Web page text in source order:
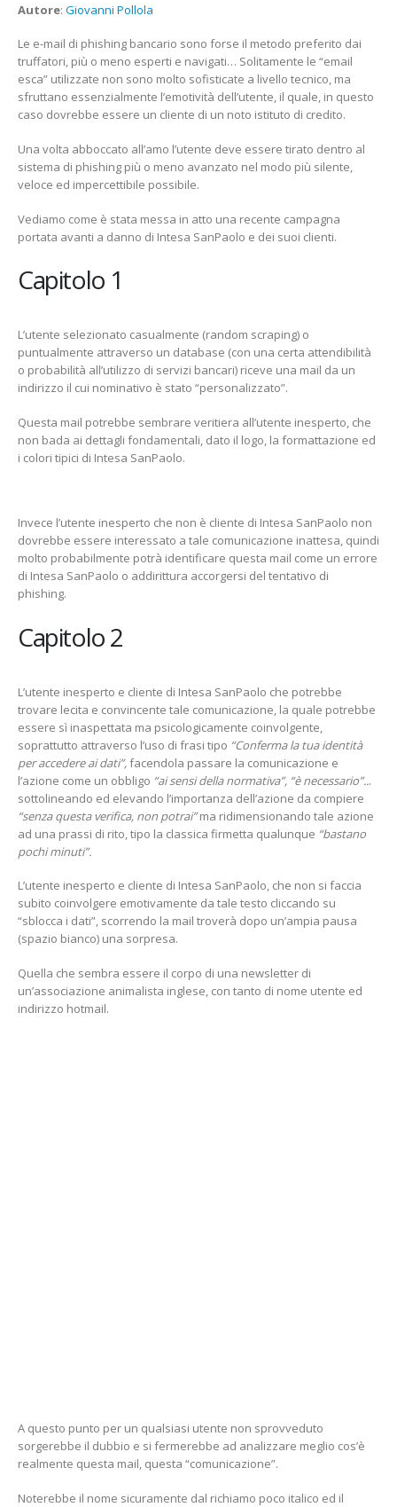
Autore: Giovanni Pollola
Le e-mail di phishing bancario sono forse il metodo preferito dai
truffatori, più o meno esperti e navigati… Solitamente le “email
esca” utilizzate non sono molto sofisticate a livello tecnico, ma
sfruttano essenzialmente l’emotività dell’utente, il quale, in questo
caso dovrebbe essere un cliente di un noto istituto di credito.
Una volta abboccato all’amo l’utente deve essere tirato dentro al
sistema di phishing più o meno avanzato nel modo più silente,
veloce ed impercettibile possibile.
Vediamo come è stata messa in atto una recente campagna
portata avanti a danno di Intesa SanPaolo e dei suoi clienti.
Capitolo 1
L’utente selezionato casualmente (random scraping) o
puntualmente attraverso un database (con una certa attendibilità
o probabilità all’utilizzo di servizi bancari) riceve una mail da un
indirizzo il cui nominativo è stato “personalizzato”.
Questa mail potrebbe sembrare veritiera all’utente inesperto, che
non bada ai dettagli fondamentali, dato il logo, la formattazione ed
i colori tipici di Intesa SanPaolo.
Invece l’utente inesperto che non è cliente di Intesa SanPaolo non
dovrebbe essere interessato a tale comunicazione inattesa, quindi
molto probabilmente potrà identificare questa mail come un errore
di Intesa SanPaolo o addirittura accorgersi del tentativo di
phishing.
Capitolo 2
L’utente inesperto e cliente di Intesa SanPaolo che potrebbe
trovare lecita e convincente tale comunicazione, la quale potrebbe
essere sì inaspettata ma psicologicamente coinvolgente,
soprattutto attraverso l’uso di frasi tipo “Conferma la tua identità
per accedere ai dati”,facendola passare la comunicazione e
l’azione come un obbligo “ai sensi della normativa”, “è necessario”...
sottolineando ed elevando l’importanza dell’azione da compiere
“senza questa verifica, non potrai”ma ridimensionando tale azione
ad una prassi di rito, tipo la classica firmetta qualunque “bastano
pochi minuti”.
L’utente inesperto e cliente di Intesa SanPaolo, che non si faccia
subito coinvolgere emotivamente da tale testo cliccando su
“sblocca i dati”, scorrendo la mail troverà dopo un’ampia pausa
(spazio bianco) una sorpresa.
Quella che sembra essere il corpo di una newsletter di
un’associazione animalista inglese, con tanto di nome utente ed
indirizzo hotmail.
A questo punto per un qualsiasi utente non sprovveduto
sorgerebbe il dubbio e si fermerebbe ad analizzare meglio cos’è
realmente questa mail, questa “comunicazione”.
Noterebbe il nome sicuramente dal richiamo poco italico ed il